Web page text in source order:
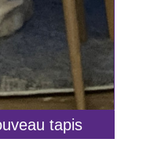
tapis